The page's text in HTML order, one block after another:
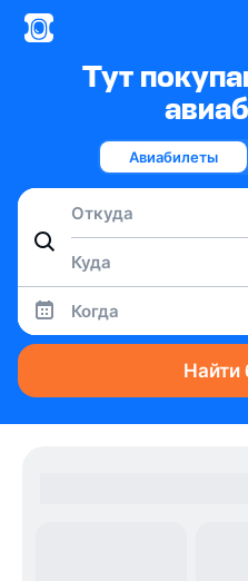
Тут
Авиабилеты
Когда
Найти